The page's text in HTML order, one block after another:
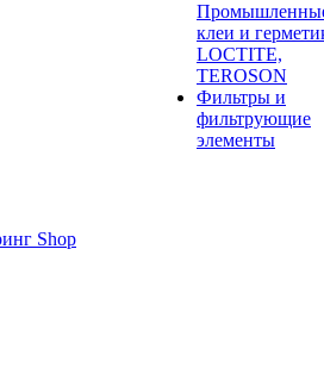
клеи и
LOCTITE,
TEROSON
Фильтры и
фильтрующие
элементы